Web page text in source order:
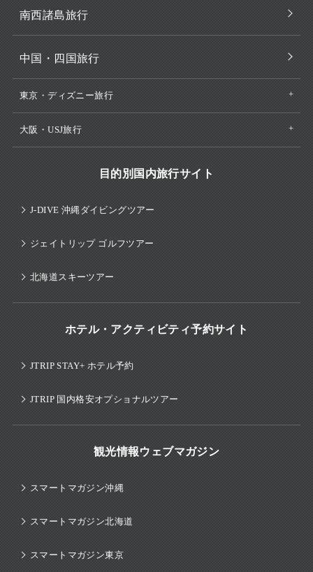
南西諸島旅行
中国・四国旅行
東京・ディズニー旅行
大阪・USJ旅行
目的別国内旅行サイト
J-DIVE 沖縄ダイビングツアー
ジェイトリップ ゴルフツアー
北海道スキーツアー
ホテル・アクティビティ予約サイト
JTRIP STAY+ ホテル予約
JTRIP 国内格安オプショナルツアー
観光情報ウェブマガジン
スマートマガジン沖縄
スマートマガジン北海道
スマートマガジン東京